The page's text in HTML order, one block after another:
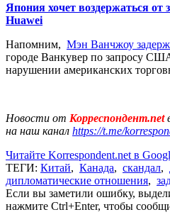
Япония хочет воздержаться от
Huawei
Напомним, Мэн Ванчжоу
городе Ванкувер по запросу
нарушении американских
Новости от Корреспондент.net
на наш канал https://t.me/
Читайте Korrespondent.net в
ТЕГИ: Китай, Канада, скандал,
дипломатические отношения,
Если вы заметили ошибку,
нажмите Ctrl+Enter, чтобы